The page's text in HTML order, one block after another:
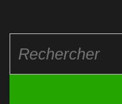
for: